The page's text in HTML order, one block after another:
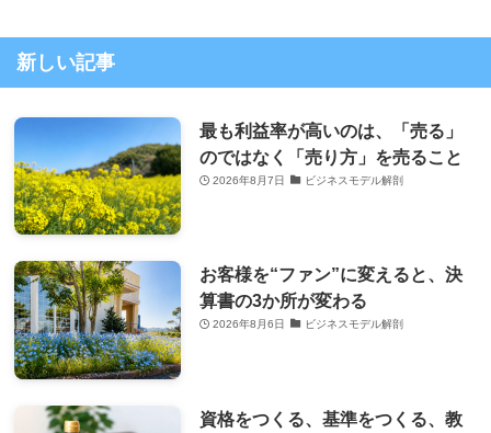
新しい記事
最も利益率が高いのは、「売る」
のではなく「売り方」を売ること
2026年8月7日 ビジネスモデル解剖
お客様を“ファン”に変えると、決
算書の3か所が変わる
2026年8月6日 ビジネスモデル解剖
資格をつくる、基準をつくる、教